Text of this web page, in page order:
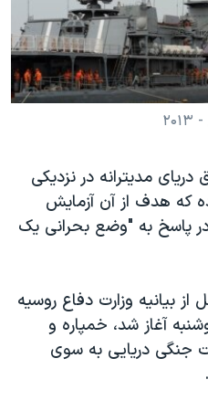
ایران
مدیترانه در نزدیکی
که هدف از آن آزمایش
در پاسخ به "وضع بحرانی یک
بیانیه وزارت دفاع روسیه
آغاز شد، خمپاره و
جنگی دریایی به سوی